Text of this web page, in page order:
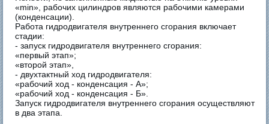
«min», рабочих цилиндров являются рабочими камерами
(конденсации).
Работа гидродвигателя внутреннего сгорания включает
стадии:
- запуск гидродвигателя внутреннего сгорания:
«первый этап»;
«второй этап»,
- двухтактный ход гидродвигателя:
«рабочий ход - конденсация - А»;
«рабочий ход - конденсация - Б».
Запуск гидродвигателя внутреннего сгорания осуществляют
в два этапа.